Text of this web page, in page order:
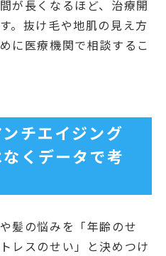
が長くなるほど、治療開
。抜け毛や地肌の見え方
に医療機関で相談するこ
チエイジング
くデータで考
髪の悩みを「年齢のせ
レスのせい」と決めつけ